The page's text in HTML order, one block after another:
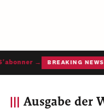
→ BREAKING NEWS
Ausgabe der